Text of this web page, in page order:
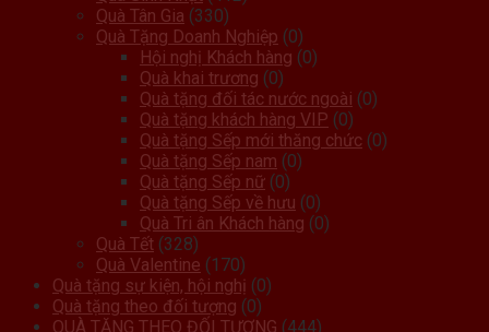
Quà Tân Gia (330)
Quà Tặng Doanh Nghiệp (0)
Hội nghị Khách hàng (0)
Quà khai trương (0)
Quà tặng đối tác nước ngoài (0)
Quà tặng khách hàng VIP (0)
Quà tặng Sếp mới thăng chức (0)
Quà tặng Sếp nam (0)
Quà tặng Sếp nữ (0)
Quà tặng Sếp về hưu (0)
Quà Tri ân Khách hàng (0)
Quà Tết (328)
Quà Valentine (170)
Quà tặng sự kiện, hội nghị (0)
Quà tặng theo đối tượng (0)
QUÀ TẶNG THEO ĐỐI TƯỢNG (444)